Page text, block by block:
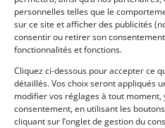
personnelles telles que le
sur ce site et afficher des publicités
consentir ou retirer son
fonctionnalités et fonctions.
Cliquez ci-dessous pour accepter ce
détaillés. Vos choix seront appliqués
modifier vos réglages à tout
consentement, en utilisant les
cliquant sur l’onglet de gestion du
Notre modèle parfait
qualification « concours
contacter pour plus
Demandez une
Partager cette annonce